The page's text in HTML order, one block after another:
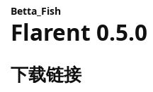
Betta_Fish
Flarent 0.5.0
下载链接